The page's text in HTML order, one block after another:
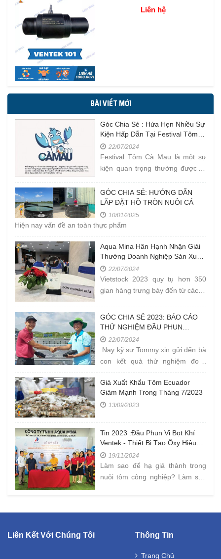
Liên hệ
BÀI VIẾT MỚI
Góc Chia Sẻ : Hứa Hẹn Nhiều Sự
Kiện Hấp Dẫn Tại Festival Tôm
Cà Mau Năm 2023
22/07/2024
Festival Tôm Cà Mau là một sự
kiện quan trọng thường được tổ
Tôm Cà Mau được biết đến là
một
GÓC CHIA SẺ: HƯỚNG DẪN
LẮP ĐẶT HỒ TRÒN NUÔI CÁ
10/01/2025
Hiện nay vấn đề an toàn thực phẩm
Aqua Mina Hân Hạnh Nhận Giải
Thưởng Doanh Nghiệp Sản Xuất
Thiết Bị Thuỷ Sản Tốt Nhất Tại
Vietstock 2023
22/07/2024
Vietstock 2023 quy tụ hơn 350
gian hàng trưng bày đến từ các tổ
trong lĩnh vực chăn nuôi và nuôi
trồng thủy
GÓC CHIA SẺ 2023: BÁO CÁO
THỬ NGHIỆM ĐẦU PHUN
VENTEK THỰC TẾ TẠI FARM Ở
CÀ MAU
22/07/2024
Nay kỹ sư Tommy xin gửi đến bà
con kết quả thử nghiệm đo "
NỒNG ĐỘ OXY TRONG AO " tại
Farm công ty Âu Mỹ AEC ở Cà
Mau với kích
Giá Xuất Khẩu Tôm Ecuador
Giảm Mạnh Trong Tháng 7/2023
13/09/2023
Tin 2023 :Đầu Phun Vi Bọt Khí
Ventek - Thiết Bị Tạo Ôxy Hiệu
Quả Trong Nuôi Tôm Mật Độ Cao
19/11/2024
Làm sao để hạ giá thành trong
nuôi tôm công nghiệp? Làm sao
Liên Kết Với Chúng Tôi Thông Tin
Trang Chủ